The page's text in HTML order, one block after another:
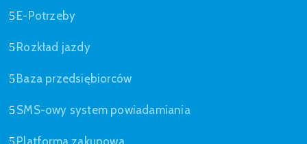
E-Potrzeby
Rozkład jazdy
Baza przedsiębiorców
SMS-owy system powiadamiania